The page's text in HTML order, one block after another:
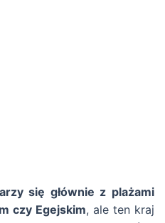
się głównie z plażami
czy Egejskim, ale ten kraj